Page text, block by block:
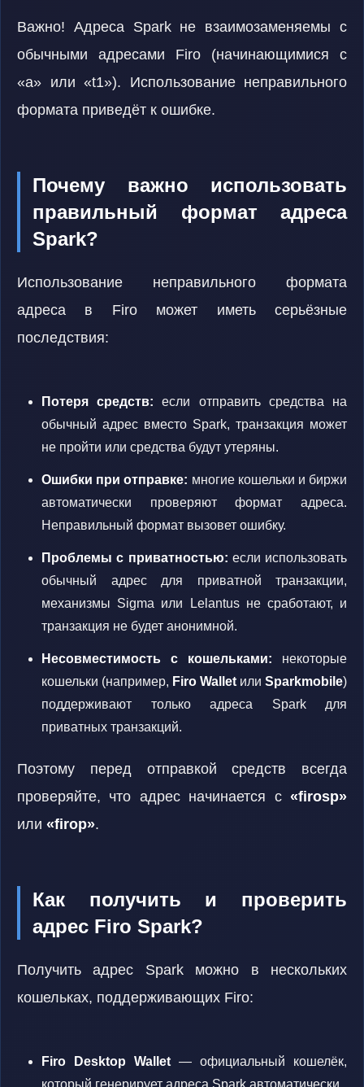
Важно! Адреса Spark не взаимозаменяемы с
обычными адресами Firo (начинающимися с
«a» или «t1»). Использование неправильного
формата приведёт к ошибке.
Почему важно использовать
правильный формат адреса
Spark?
Использование неправильного формата
адреса в Firo может иметь серьёзные
последствия:
Потеря средств: если отправить средства на
обычный адрес вместо Spark, транзакция может
не пройти или средства будут утеряны.
Ошибки при отправке: многие кошельки и биржи
автоматически проверяют формат адреса.
Неправильный формат вызовет ошибку.
Проблемы с приватностью: если использовать
обычный адрес для приватной транзакции,
механизмы Sigma или Lelantus не сработают, и
транзакция не будет анонимной.
Несовместимость с кошельками: некоторые
кошельки (например, Firo Wallet или Sparkmobile)
поддерживают только адреса Spark для
приватных транзакций.
Поэтому перед отправкой средств всегда
проверяйте, что адрес начинается с «firosp»
или «firop».
Как получить и проверить
адрес Firo Spark?
Получить адрес Spark можно в нескольких
кошельках, поддерживающих Firo:
Firo Desktop Wallet — официальный кошелёк,
который генерирует адреса Spark автоматически.